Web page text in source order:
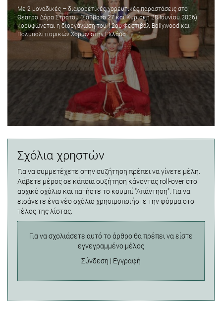
Με 2 μοναδικές – διαφορετικές χορευτικές παραστάσεις στο
Θέατρο Δόρα Στράτου (Σάββατο 27 και Κυριακή 28 Ιουνίου 2026)
κορυφώνεται η διοργάνωση του 12ου Φεστιβάλ Bollywood και
Πολυπολιτισμικών Χορών στην Ελλάδα....
Σχόλια χρηστών
Για να συμμετέχετε στην συζήτηση πρέπει να γίνετε μέλη.
Λάβετε μέρος σε κάποια συζήτηση κάνοντας roll-over στο
αρχικό σχόλιο και πατήστε το κουμπί "Απάντηση". Για να
εισάγετε ένα νέο σχόλιο χρησιμοποιήστε την φόρμα στο
τέλος της λίστας.
Για να σχολιάσετε αυτό το άρθρο θα πρέπει να είστε
εγγεγραμμένο μέλος
Σύνδεση | Εγγραφή